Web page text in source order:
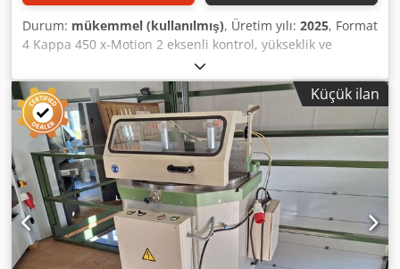
Durum: mükemmel (kullanılmış), Üretim yılı: 2025, Format
4 Kappa 450 x-Motion 2 eksenli kontrol, yükseklik ve
döndürme Teknik veriler: - Kesim uzunluğu: 2800 mm -
Kesim genişliği: 1300 mm - Kesim yüksekliği: 155 mm -
Maks. testere çapı: 450 mm - X-motion kontrol Credpfx Ajy
Rp D Toqlef - Uzunluk telafili derece cetveli - Emilebilir çap:
120 mm - Motor gücü: 10 kW - Üretim yılı: 2025 Duplex
gönye dayama
Küçük ilan